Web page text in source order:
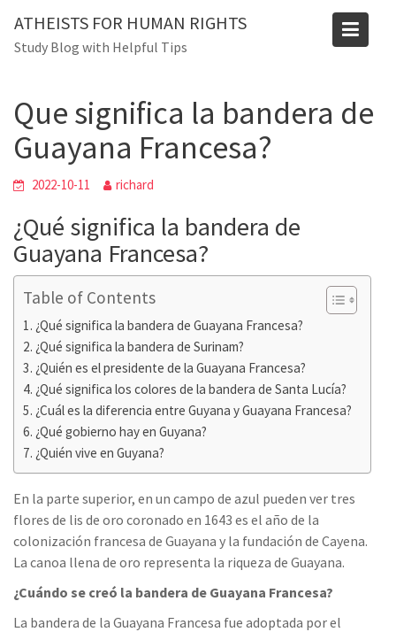
content
ATHEISTS FOR HUMAN RIGHTS
Study Blog with Helpful Tips
Blog
Home
Users' questions
Que significa la bandera de
Guayana Francesa?
2022-10-11 richard
¿Qué significa la bandera de
Guayana Francesa?
Table of Contents
¿Qué significa la bandera de Guayana Francesa?
¿Qué significa la bandera de Surinam?
¿Quién es el presidente de la Guayana Francesa?
¿Qué significa los colores de la bandera de Santa Lucía?
¿Cuál es la diferencia entre Guyana y Guayana Francesa?
¿Qué gobierno hay en Guyana?
¿Quién vive en Guyana?
En la parte superior, en un campo de azul pueden ver tres
flores de lis de oro coronado en 1643 es el año de la
colonización francesa de Guayana y la fundación de Cayena.
La canoa llena de oro representa la riqueza de Guayana.
¿Cuándo se creó la bandera de Guayana Francesa?
La bandera de la Guayana Francesa fue adoptada por el